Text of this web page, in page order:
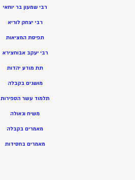
רבי שמעון בר יוחאי
רבי יצחק לוריא
תפיסת המציאות
רבי יעקב אבוחצירא
תת מודע יהדות
מושגים בקבלה
תלמוד עשר הספירות
משיח וגאולה
מאמרים בקבלה
מאמרים בחסידות